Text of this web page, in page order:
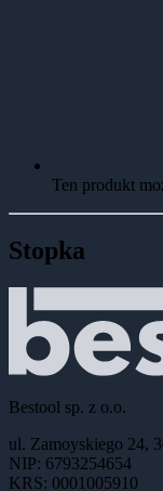
Ten produkt
Stopka
Bestool sp. z o.o.
ul. Zamoyskiego 24,
NIP: 6793254654
KRS: 0001005910